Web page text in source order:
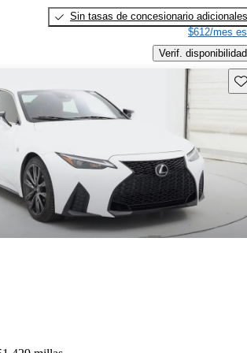
Sin tasas de concesionario adicionales
$612/mes
Verif. disponibilidad